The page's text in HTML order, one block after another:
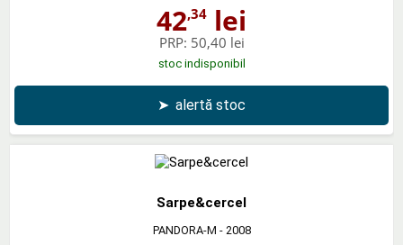
42,34 lei
PRP: 50,40 lei
stoc indisponibil
➤ alertă stoc
Sarpe&cercel
PANDORA-M - 2008